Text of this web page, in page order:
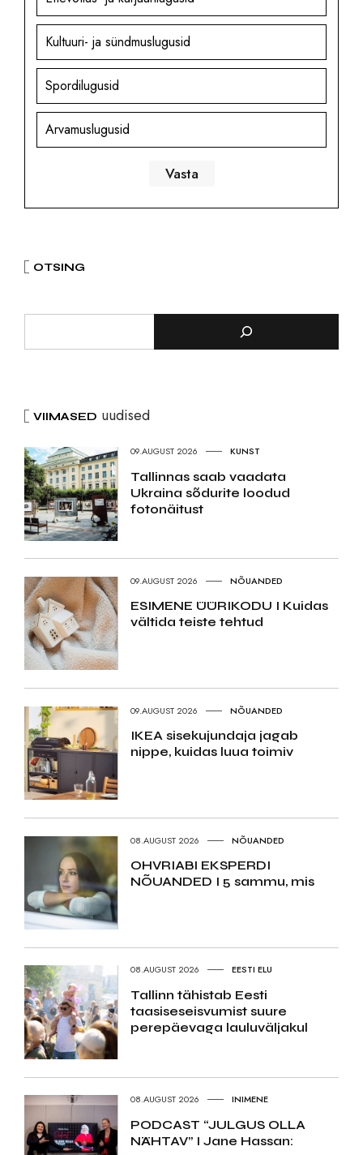
Kultuuri- ja sündmuslugusid
Spordilugusid
Arvamuslugusid
OTSING
VIIMASED uudised
09.AUGUST 2026 KUNST
Tallinnas saab vaadata
Ukraina sõdurite loodud
fotonäitust
09.AUGUST 2026 NÕUANDED
ESIMENE ÜÜRIKODU I Kuidas
vältida teiste tehtud
09.AUGUST 2026 NÕUANDED
IKEA sisekujundaja jagab
nippe, kuidas luua toimiv
08.AUGUST 2026 NÕUANDED
OHVRIABI EKSPERDI
NÕUANDED I 5 sammu, mis
08.AUGUST 2026 EESTI ELU
Tallinn tähistab Eesti
taasiseseisvumist suure
perepäevaga lauluväljakul
08.AUGUST 2026 INIMENE
PODCAST “JULGUS OLLA
NÄHTAV” I Jane Hassan: